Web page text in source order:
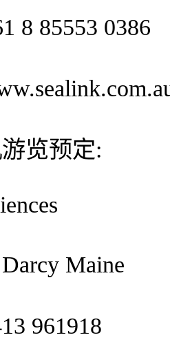
85553 0386
览预定:
Maine
961918